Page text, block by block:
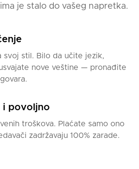
je stalo do vašeg napretka.
svoj stil. Bilo da učite jezik,
nove veštine — pronađite
i povoljno
troškova. Plaćate samo ono
zadržavaju 100% zarade.